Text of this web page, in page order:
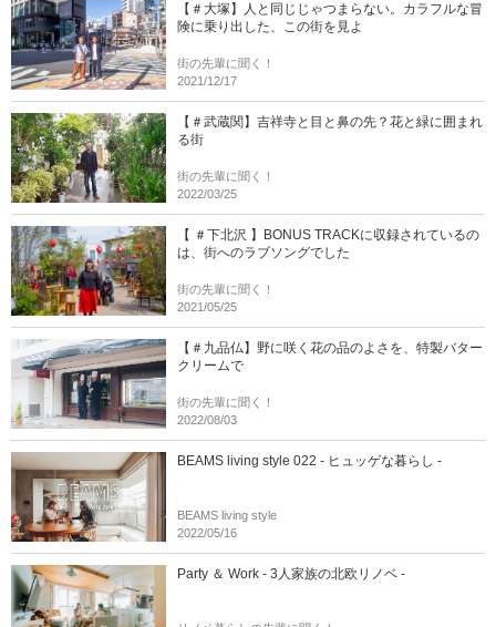
【＃大塚】人と同じじゃつまらない。カラフルな冒
険に乗り出した、この街を見よ
街の先輩に聞く！
2021/12/17
【＃武蔵関】吉祥寺と目と鼻の先？花と緑に囲まれ
る街
街の先輩に聞く！
2022/03/25
【 ＃下北沢 】BONUS TRACKに収録されているの
は、街へのラブソングでした
街の先輩に聞く！
2021/05/25
【＃九品仏】野に咲く花の品のよさを、特製バター
クリームで
街の先輩に聞く！
2022/08/03
BEAMS living style 022 - ヒュッゲな暮らし -
BEAMS living style
2022/05/16
Party ＆ Work - 3人家族の北欧リノベ -